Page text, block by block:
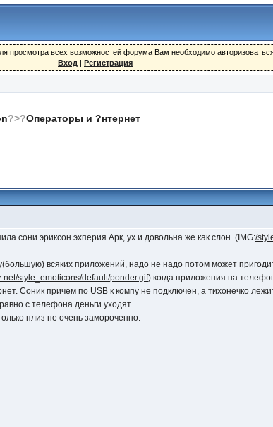
просмотра всех возможностей форума Вам необходимо
Вход | Регистрация
?>?Операторы и ?нтернет
сони эриксон эхперия Арк, ух и довольна же как слон. (IMG:/
всяких приложений, надо не надо потом может
style_emoticons/default/ponder.gif) когда приложения на
Соник причем по USB к компу не подключен, а тихонечко
с телефона деньги уходят.
плиз не очень замороченно.